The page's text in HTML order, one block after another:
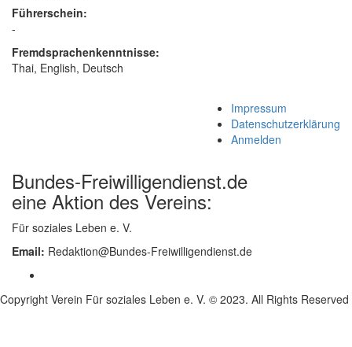
Führerschein:
-
Fremdsprachenkenntnisse:
Thai, English, Deutsch
Impressum
Datenschutzerklärung
Anmelden
Bundes-Freiwilligendienst.de
eine Aktion des Vereins:
Für soziales Leben e. V.
Email: Redaktion@Bundes-Freiwilligendienst.de
Copyright Verein Für soziales Leben e. V. © 2023. All Rights Reserved